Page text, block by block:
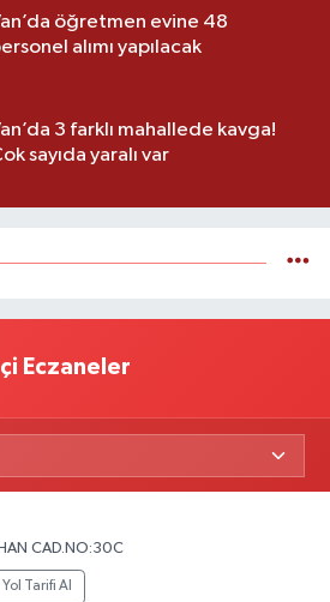
öğretmen evine 48
alımı yapılacak
3 farklı mahallede kavga!
sayıda yaralı var
Eczaneler
CAD.NO:30C
Yol Tarifi Al